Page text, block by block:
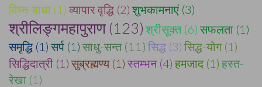
विघ्न-बाधा (1) व्यापार वृद्धि (2) शुभकामनाएं (3)
श्रीलिङ्गमहापुराण (123) श्रीसूक्त (6) सफलता (1)
समृद्धि (1) सर्प (1) साधु-सन्त (11) सिद्ध (3) सिद्ध-योग (1)
सिद्धिदात्री (1) सुब्रह्मण्य (1) स्तम्भन (4) हमजाद (1) हस्त-
रेखा (1)